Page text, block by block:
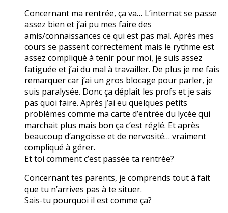
Concernant ma rentrée, ça va… L’internat se passe
assez bien et j’ai pu mes faire des
amis/connaissances ce qui est pas mal. Après mes
cours se passent correctement mais le rythme est
assez compliqué à tenir pour moi, je suis assez
fatiguée et j’ai du mal à travailler. De plus je me fais
remarquer car j’ai un gros blocage pour parler, je
suis paralysée. Donc ça déplaît les profs et je sais
pas quoi faire. Après j’ai eu quelques petits
problèmes comme ma carte d’entrée du lycée qui
marchait plus mais bon ça c’est réglé. Et après
beaucoup d’angoisse et de nervosité… vraiment
compliqué à gérer.
Et toi comment c’est passée ta rentrée?
Concernant tes parents, je comprends tout à fait
que tu n’arrives pas à te situer.
Sais-tu pourquoi il est comme ça?